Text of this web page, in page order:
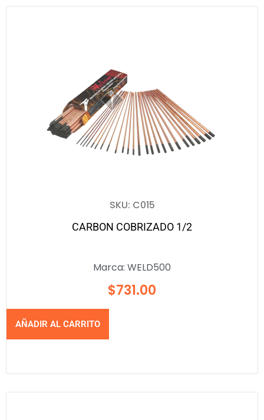
SKU: C015
CARBON COBRIZADO 1/2
Marca: WELD500
$731.00
AÑADIR AL CARRITO